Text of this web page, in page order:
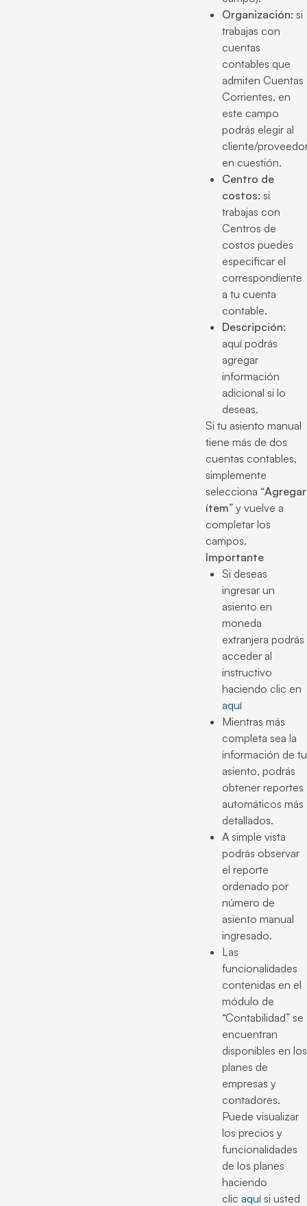
Organización: si
trabajas con
cuentas
contables que
admiten Cuentas
Corrientes, en
este campo
podrás elegir al
cliente/
en cuestión.
Centro de
costos: si
trabajas con
Centros de
costos puedes
especificar el
correspondiente
a tu cuenta
contable.
Descripción:
aquí podrás
agregar
información
adicional si lo
deseas.
Si tu asiento manual
tiene más de dos
cuentas contables,
simplemente
selecciona “Agregar
ítem” y vuelve a
completar los
campos.
Importante
Si deseas
ingresar un
asiento en
moneda
extranjera podrás
acceder al
instructivo
haciendo clic en
aquí
Mientras más
completa sea la
información de tu
asiento, podrás
obtener reportes
automáticos más
detallados.
A simple vista
podrás observar
el reporte
ordenado por
número de
asiento manual
ingresado.
Las
funcionalidades
contenidas en el
módulo de
“Contabilidad” se
encuentran
disponibles en los
planes de
empresas y
contadores.
Puede visualizar
los precios y
funcionalidades
de los planes
haciendo
clic aquí si usted